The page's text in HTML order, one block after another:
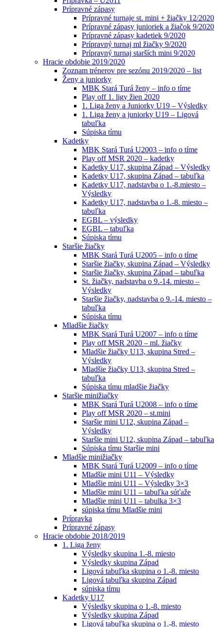
Prípravné zápasy
Prípravné turnaje st. mini + žiačky 12/2020
Prípravné zápasy junioriek a žiačok 9/2020
Prípravné zápasy kadetiek 9/2020
Prípravný turnaj ml žiačky 9/2020
Prípravný turnaj starších mini 9/2020
Hracie obdobie 2019/2020
Zoznam trénerov pre sezónu 2019/2020 – list
Ženy a juniorky
MBK Stará Turá ženy – info o tíme
Play off 1. ligy žien 2020
1. Liga ženy a Juniorky U19 – Výsledky
1. Liga ženy a juniorky U19 – Ligová
tabuľka
Súpiska tímu
Kadetky
MBK Stará Turá U2003 – info o tíme
Play off MSR 2020 – kadetky
Kadetky U17, skupina Západ – Výsledky
Kadetky U17, skupina Západ – tabuľka
Kadetky U17, nadstavba o 1.-8.miesto –
Výsledky
Kadetky U17, nadstavba o 1.-8. miesto –
tabuľka
EGBL – výsledky
EGBL – tabuľka
Súpiska tímu
Staršie žiačky
MBK Stará Turá U2005 – info o tíme
Staršie žiačky, skupina Západ – Výsledky
Staršie žiačky, skupina Západ – tabuľka
St. žiačky, nadstavba o 9.-14. miesto –
Výsledky
Staršie žiačky, nadstavba o 9.-14. miesto –
tabuľka
Súpiska tímu
Mladšie žiačky
MBK Stará Turá U2007 – info o tíme
Play off MSR 2020 – ml. žiačky
Mladšie žiačky U13, skupina Stred –
Výsledky
Mladšie žiačky U13, skupina Stred –
tabuľka
Súpiska tímu mladšie žiačky
Staršie minižiačky
MBK Stará Turá U2008 – info o tíme
Play off MSR 2020 – st.mini
Staršie mini U12, skupina Západ –
Výsledky
Staršie mini U12, skupina Západ – tabuľka
Súpiska tímu Staršie mini
Mladšie minižiačky
MBK Stará Turá U2009 – info o tíme
Mladšie mini U11 – Výsledky
Mladšie mini U11 – Výsledky 3×3
Mladšie mini U11 – tabuľka súťaže
Mladšie mini U11 – tabulka 3×3
súpiska tímu Mladšie mini
Prípravka
Prípravné zápasy
Hracie obdobie 2018/2019
1. Liga ženy
Výsledky skupina 1.-8. miesto
Výsledky skupina Západ
Ligová tabuľka skupina o 1.-8. miesto
Ligová tabuľka skupina Západ
súpiska tímu
Kadetky U17
Výsledky skupina o 1.-8. miesto
Výsledky skupina Západ
Ligová tabuľka skupina o 1.-8. miesto